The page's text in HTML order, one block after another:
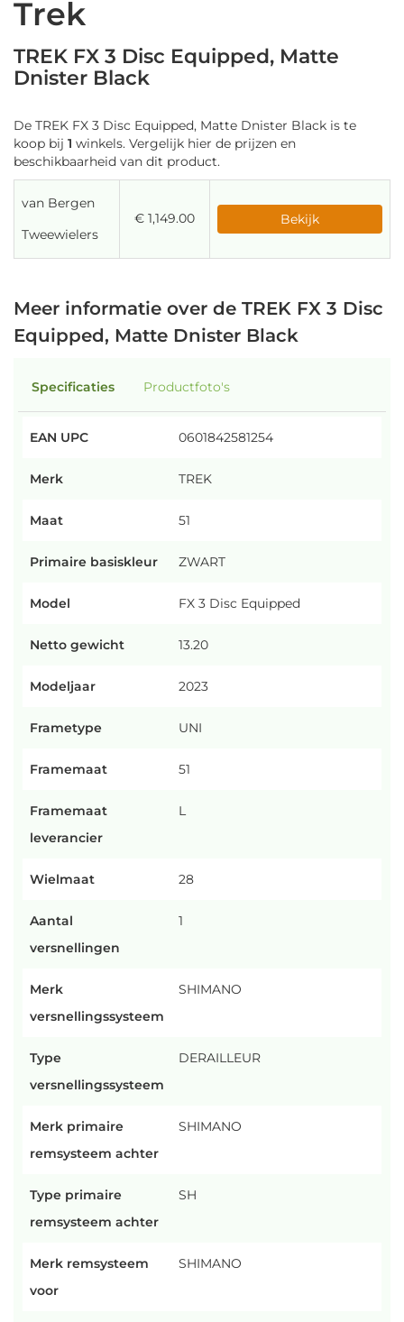
Trek
TREK FX 3 Disc Equipped, Matte
Dnister Black
De TREK FX 3 Disc Equipped, Matte Dnister Black is te
koop bij 1 winkels. Vergelijk hier de prijzen en
beschikbaarheid van dit product.
van Bergen
Tweewielers
€ 1,149.00 Bekijk
Meer informatie over de TREK FX 3 Disc
Equipped, Matte Dnister Black
Specificaties Productfoto's
EAN UPC 0601842581254
Merk TREK
Maat 51
Primaire basiskleur ZWART
Model FX 3 Disc Equipped
Netto gewicht 13.20
Modeljaar 2023
Frametype UNI
Framemaat 51
Framemaat
leverancier
L
Wielmaat 28
Aantal
versnellingen
1
Merk
versnellingssysteem
SHIMANO
Type
versnellingssysteem
DERAILLEUR
Merk primaire
remsysteem achter
SHIMANO
Type primaire
remsysteem achter
SH
Merk remsysteem
voor
SHIMANO